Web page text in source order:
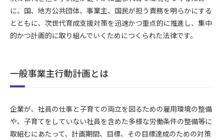
に、国、地方公共団体、事業主、国民が担う責務を明らかにする
とともに、次世代育成支援対策を迅速かつ重点的に推進し、集中
的かつ計画的に取り組んでいくためにつくられた法律です。
一般事業主行動計画とは
企業が、社員の仕事と子育ての両立を図るための雇用環境の整備
や、子育てをしていない社員を含めた多様な労働条件の整備等に
取組むにあたって、計画期間、目標、その目標達成のための対策